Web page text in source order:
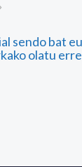
sendo bat
olatu